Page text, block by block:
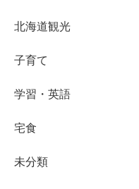
北海道観光
子育て
学習・英語
宅食
未分類